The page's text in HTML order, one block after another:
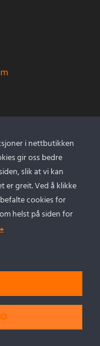
i nettbutikken
gir oss bedre
slik at vi kan
er greit. Ved å klikke
cookies for
helst på siden for